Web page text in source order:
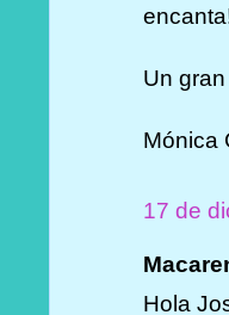
Un
Mónica
17 de
Hola